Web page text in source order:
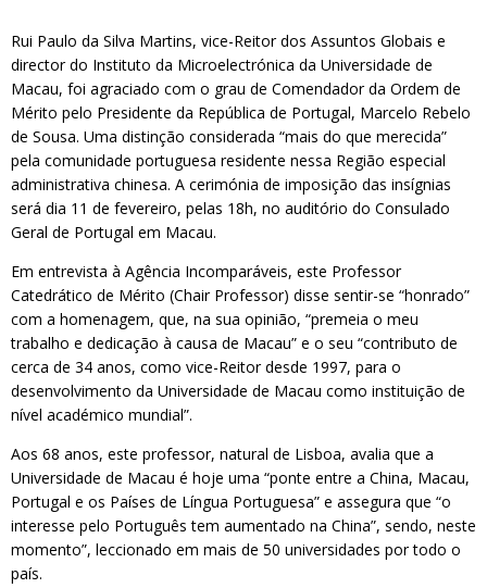
Rui Paulo da Silva Martins, vice-Reitor dos Assuntos Globais e
director do Instituto da Microelectrónica da Universidade de
Macau, foi agraciado com o grau de Comendador da Ordem de
Mérito pelo Presidente da República de Portugal, Marcelo Rebelo
de Sousa. Uma distinção considerada “mais do que merecida”
pela comunidade portuguesa residente nessa Região especial
administrativa chinesa. A cerimónia de imposição das insígnias
será dia 11 de fevereiro, pelas 18h, no auditório do Consulado
Geral de Portugal em Macau.
Em entrevista à Agência Incomparáveis, este Professor
Catedrático de Mérito (Chair Professor) disse sentir-se “honrado”
com a homenagem, que, na sua opinião, “premeia o meu
trabalho e dedicação à causa de Macau” e o seu “contributo de
cerca de 34 anos, como vice-Reitor desde 1997, para o
desenvolvimento da Universidade de Macau como instituição de
nível académico mundial”.
Aos 68 anos, este professor, natural de Lisboa, avalia que a
Universidade de Macau é hoje uma “ponte entre a China, Macau,
Portugal e os Países de Língua Portuguesa” e assegura que “o
interesse pelo Português tem aumentado na China”, sendo, neste
momento”, leccionado em mais de 50 universidades por todo o
país.